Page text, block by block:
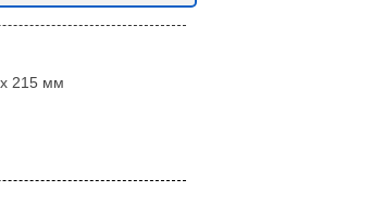
215 мм